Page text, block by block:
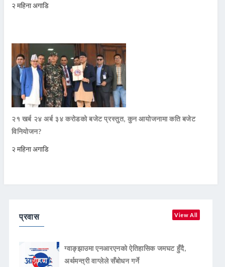
२ महिना अगाडि
२१ खर्ब २४ अर्ब ३४ करोडको बजेट प्रस्तुत, कुन आयोजनामा कति बजेट
विनियोजन?
२ महिना अगाडि
प्रवास View All
ग्वाङ्झाउमा एनआरएनको ऐतिहासिक जमघट हुँदै,
अर्थमन्त्री वाग्लेले सँबोधन गर्ने